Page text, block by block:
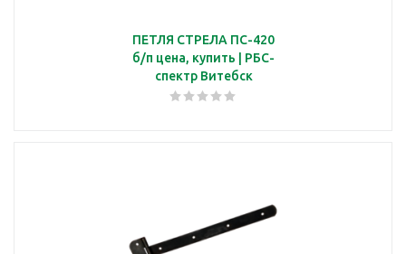
ПЕТЛЯ СТРЕЛА ПС-420
б/п цена, купить | РБС-
спектр Витебск